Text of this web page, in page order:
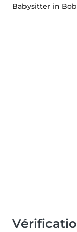
Babysitter in